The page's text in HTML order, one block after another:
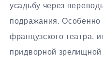
усадьбу через
подражания.
французского театра,
придворной зрелищной